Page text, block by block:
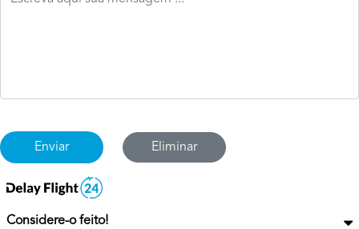
Eliminar
Considere-o feito!